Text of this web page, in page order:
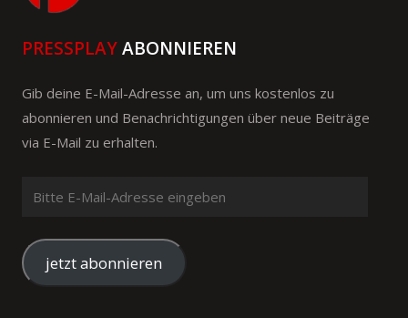
PRESSPLAYABONNIEREN
Gib deine E-Mail-Adresse an, um uns kostenlos zu
abonnieren und Benachrichtigungen über neue Beiträge
via E-Mail zu erhalten.
Mail-
Adresse
eingeben
jetzt abonnieren